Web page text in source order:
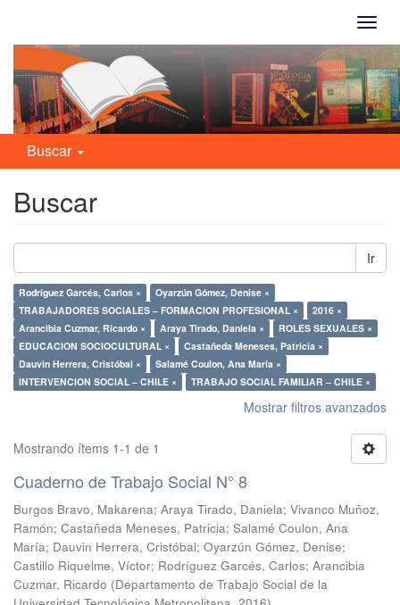
Buscar
Buscar
Ir
Rodríguez Garcés, Carlos ×
Oyarzún Gómez, Denise ×
TRABAJADORES SOCIALES – FORMACION PROFESIONAL ×
2016 ×
Arancibia Cuzmar, Ricardo ×
Araya Tirado, Daniela ×
ROLES SEXUALES ×
EDUCACION SOCIOCULTURAL ×
Castañeda Meneses, Patricia ×
Dauvin Herrera, Cristóbal ×
Salamé Coulon, Ana María ×
INTERVENCION SOCIAL – CHILE ×
TRABAJO SOCIAL FAMILIAR – CHILE ×
Mostrar filtros avanzados
Mostrando ítems 1-1 de 1
Cuaderno de Trabajo Social N° 8
Burgos Bravo, Makarena; Araya Tirado, Daniela; Vivanco Muñoz,
Ramón; Castañeda Meneses, Patricia; Salamé Coulon, Ana
María; Dauvin Herrera, Cristóbal; Oyarzún Gómez, Denise;
Castillo Riquelme, Víctor; Rodríguez Garcés, Carlos; Arancibia
Cuzmar, Ricardo (Departamento de Trabajo Social de la